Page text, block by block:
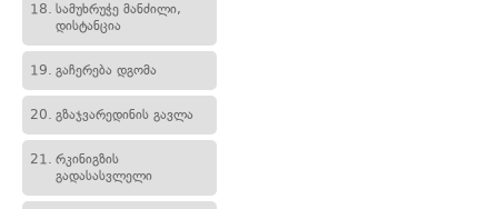
18. სამუხრუჭე მანძილი,
დისტანცია
19. გაჩერება დგომა
20. გზაჯვარედინის გავლა
21. რკინიგზის
გადასასვლელი